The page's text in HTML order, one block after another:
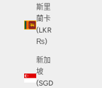
斯里
蘭卡
(LKR
₨)
新加
坡
(SGD